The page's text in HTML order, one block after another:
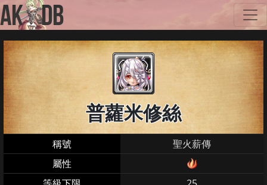
普蘿米修絲
稱號
聖火薪傳
屬性